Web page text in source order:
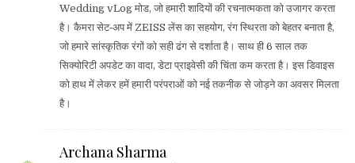
Wedding vLog मोड, जो हमारी शादियों की रचनात्मकता को उजागर करता
है। कैमरा सेट‑अप में ZEISS लेंस का सहयोग, रंग स्थिरता को बेहतर बनाता है,
जो हमारे सांस्कृतिक रंगों को सही ढंग से दर्शाता है। साथ ही 6 साल तक
सिक्योरिटी अपडेट का वादा, डेटा प्राइवेसी की चिंता कम करता है। इस डिवाइस
को हाथ में लेकर हमें हमारी परंपराओं को नई तकनीक से जोड़ने का अवसर मिलता
है।
Archana Sharma